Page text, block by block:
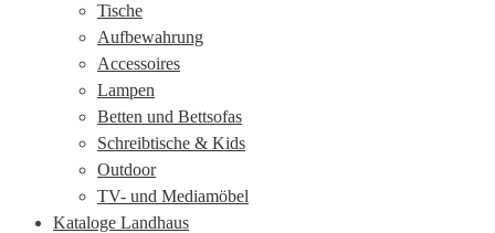
Tische
Aufbewahrung
Accessoires
Lampen
Betten und Bettsofas
Schreibtische & Kids
Outdoor
TV- und Mediamöbel
Kataloge Landhaus